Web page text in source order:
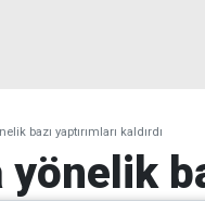
bazı yaptırımları kaldırdı